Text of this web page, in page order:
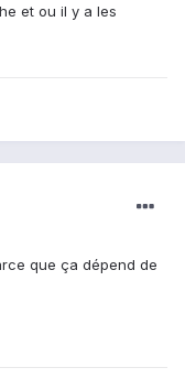
et ou il y a les
que ça dépend de